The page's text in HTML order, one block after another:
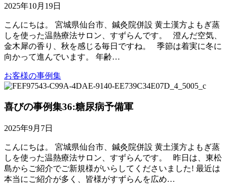
2025年10月19日
こんにちは。 宮城県仙台市、鍼灸院併設 黄土漢方よもぎ蒸
しを使った温熱療法サロン、すずらんです。 澄んだ空気、
金木犀の香り、秋を感じる毎日ですね。 季節は着実に冬に
向かって進んでいます。 年齢…
お客様の事例集
喜びの事例集36:糖尿病予備軍
2025年9月7日
こんにちは。 宮城県仙台市、鍼灸院併設 黄土漢方よもぎ蒸
しを使った温熱療法サロン、すずらんです。 昨日は、東松
島からご紹介でご新規様がいらしてくださいました! 最近は
本当にご紹介が多く、皆様がすずらんを広め…